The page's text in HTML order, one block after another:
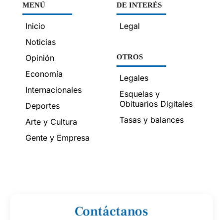
MENÚ
Inicio
Noticias
Opinión
Economía
Internacionales
Deportes
Arte y Cultura
Gente y Empresa
DE INTERÉS
Legal
OTROS
Legales
Esquelas y
Obituarios Digitales
Tasas y balances
Contáctanos